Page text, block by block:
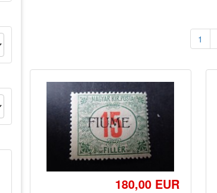
1
180,00 EUR